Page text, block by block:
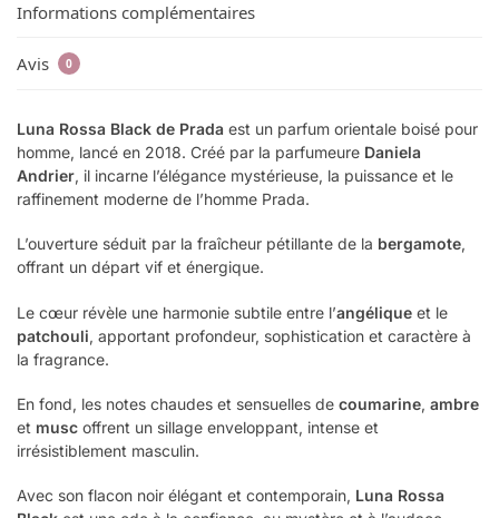
Informations complémentaires
Avis 0
Luna Rossa Black de Prada est un parfum orientale boisé pour
homme, lancé en 2018. Créé par la parfumeure Daniela
Andrier, il incarne l’élégance mystérieuse, la puissance et le
raffinement moderne de l’homme Prada.
L’ouverture séduit par la fraîcheur pétillante de la bergamote,
offrant un départ vif et énergique.
Le cœur révèle une harmonie subtile entre l’angélique et le
patchouli, apportant profondeur, sophistication et caractère à
la fragrance.
En fond, les notes chaudes et sensuelles de coumarine, ambre
et musc offrent un sillage enveloppant, intense et
irrésistiblement masculin.
Avec son flacon noir élégant et contemporain, Luna Rossa